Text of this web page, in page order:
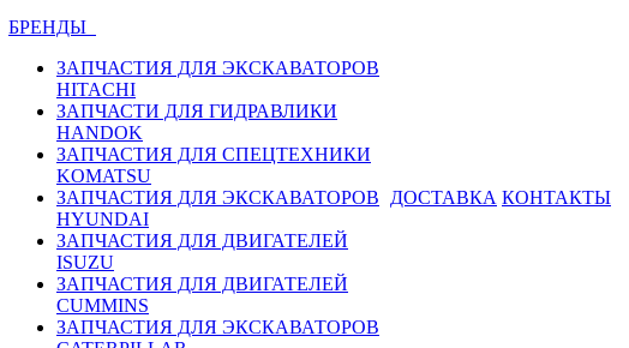
БРЕНДЫ
ЗАПЧАСТИЯ ДЛЯ ЭКСКАВАТОРОВ
HITACHI
ЗАПЧАСТИ ДЛЯ ГИДРАВЛИКИ
HANDOK
ЗАПЧАСТИЯ ДЛЯ СПЕЦТЕХНИКИ
KOMATSU
ЗАПЧАСТИЯ ДЛЯ ЭКСКАВАТОРОВ
HYUNDAI
ЗАПЧАСТИЯ ДЛЯ ДВИГАТЕЛЕЙ
ISUZU
ЗАПЧАСТИЯ ДЛЯ ДВИГАТЕЛЕЙ
CUMMINS
ЗАПЧАСТИЯ ДЛЯ ЭКСКАВАТОРОВ
ДОСТАВКА КОНТАКТЫ